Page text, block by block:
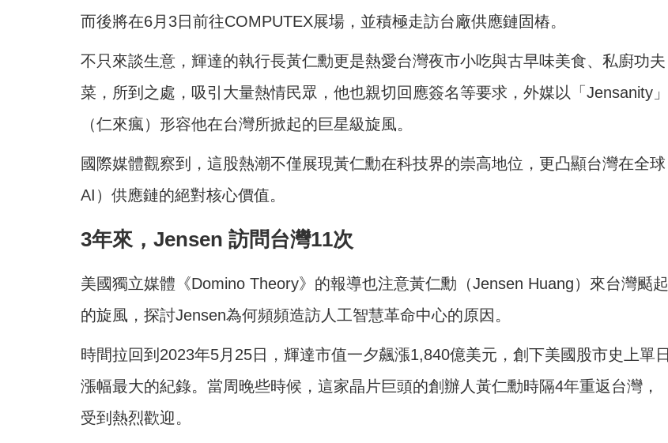
而後將在6月3日前往COMPUTEX展場，並積極走訪台廠供應鏈固樁。
不只來談生意，輝達的執行長黃仁勳更是熱愛台灣夜市小吃與古早味美食、私廚功夫
菜，所到之處，吸引大量熱情民眾，他也親切回應簽名等要求，外媒以「Jensanity」
（仁來瘋）形容他在台灣所掀起的巨星級旋風。
國際媒體觀察到，這股熱潮不僅展現黃仁勳在科技界的崇高地位，更凸顯台灣在全球
AI）供應鏈的絕對核心價值。
3年來，Jensen 訪問台灣11次
美國獨立媒體《Domino Theory》的報導也注意黃仁勳（Jensen Huang）來台灣颳起
的旋風，探討Jensen為何頻頻造訪人工智慧革命中心的原因。
時間拉回到2023年5月25日，輝達市值一夕飆漲1,840億美元，創下美國股市史上單日
漲幅最大的紀錄。當周晚些時候，這家晶片巨頭的創辦人黃仁勳時隔4年重返台灣，
受到熱烈歡迎。